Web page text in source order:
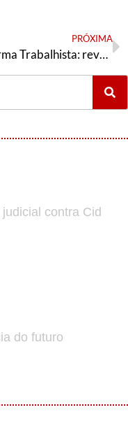
PRÓXIMA
Reforma Trabalhista: revogar ou revisar?
contra Cid
do futuro